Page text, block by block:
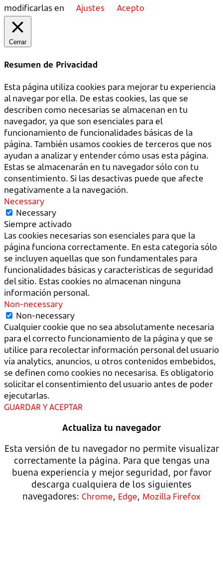
modificarlas en
Ajustes Acepto
Cerrar
Resumen de Privacidad
Esta página utiliza cookies para mejorar tu experiencia
al navegar por ella. De estas cookies, las que se
describen como necesarias se almacenan en tu
navegador, ya que son esenciales para el
funcionamiento de funcionalidades básicas de la
página. También usamos cookies de terceros que nos
ayudan a analizar y entender cómo usas esta página.
Estas se almacenarán en tu navegador sólo con tu
consentimiento. Si las desactivas puede que afecte
negativamente a la navegación.
Necessary
Necessary
Siempre activado
Las cookies necesarias son esenciales para que la
página funciona correctamente. En esta categoría sólo
se incluyen aquellas que son fundamentales para
funcionalidades básicas y características de seguridad
del sitio. Estas cookies no almacenan ninguna
información personal.
Non-necessary
Non-necessary
Cualquier cookie que no sea absolutamente necesaria
para el correcto funcionamiento de la página y que se
utilice para recolectar información personal del usuario
vía analytics, anuncios, u otros contenidos embebidos,
se definen como cookies no necesarisa. Es obligatorio
solicitar el consentimiento del usuario antes de poder
ejecutarlas.
GUARDAR Y ACEPTAR
Actualiza tu navegador
Esta versión de tu navegador no permite visualizar
correctamente la página. Para que tengas una
buena experiencia y mejor seguridad, por favor
descarga cualquiera de los siguientes
navegadores: Chrome, Edge, Mozilla Firefox